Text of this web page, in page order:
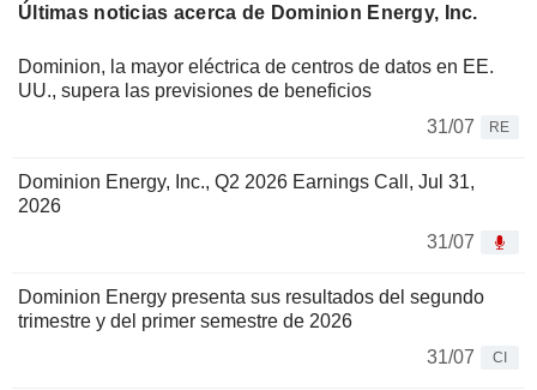
Últimas noticias acerca de Dominion Energy, Inc.
Dominion, la mayor eléctrica de centros de datos en EE.
UU., supera las previsiones de beneficios
31/07
RE
Dominion Energy, Inc., Q2 2026 Earnings Call, Jul 31,
2026
31/07
Dominion Energy presenta sus resultados del segundo
trimestre y del primer semestre de 2026
31/07
CI